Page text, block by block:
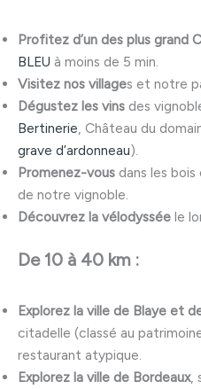
Profitez d’un des plus grand
BLEU à moins de 5 min.
Visitez nos villages et notre
Dégustez les vins des
Bertinerie , Château du
grave d’ardonneau).
Promenez-vous dans les
de notre vignoble.
Découvrez la vélodyssée le
De 10 à 40 km :
Explorez la ville de Blaye et
citadelle (classé au
restaurant atypique.
Explorez la ville de Bordeaux,